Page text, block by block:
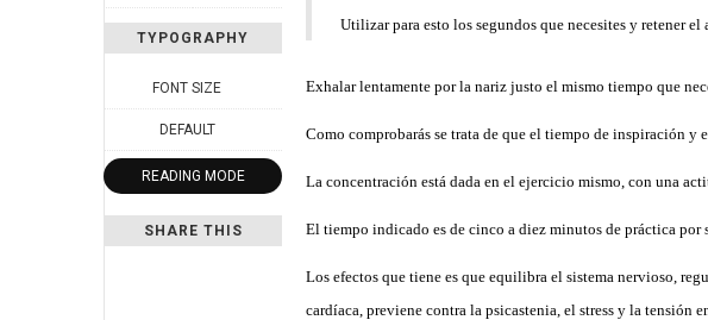
TYPOGRAPHY
FONT SIZE
DEFAULT
READING MODE
SHARE THIS
Utilizar para esto los segundos que necesites y retener el
Exhalar lentamente por la nariz justo el mismo tiempo que
Como comprobarás se trata de que el tiempo de inspiración
La concentración está dada en el ejercicio mismo, con una
El tiempo indicado es de cinco a diez minutos de práctica por
Los efectos que tiene es que equilibra el sistema nervioso,
cardíaca, previene contra la psicastenia, el stress y la